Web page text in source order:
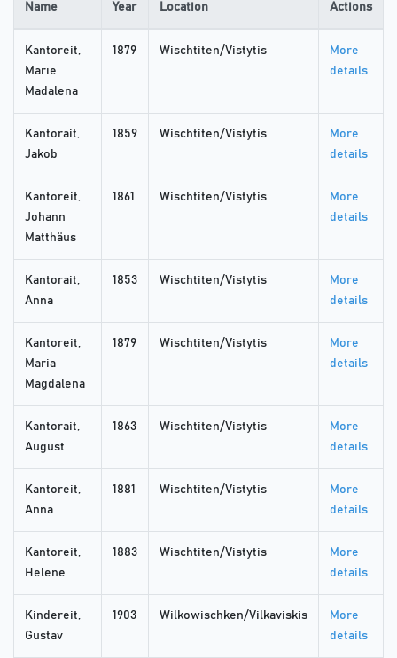
Name Year Location Actions
Kantoreit,
Marie
Madalena
1879 Wischtiten/Vistytis
More
details
Kantorait,
Jakob
1859 Wischtiten/Vistytis
More
details
Kantoreit,
Johann
Matthäus
1861 Wischtiten/Vistytis
More
details
Kantorait,
Anna
1853 Wischtiten/Vistytis
More
details
Kantoreit,
Maria
Magdalena
1879 Wischtiten/Vistytis
More
details
Kantorait,
August
1863 Wischtiten/Vistytis
More
details
Kantoreit,
Anna
1881 Wischtiten/Vistytis
More
details
Kantoreit,
Helene
1883 Wischtiten/Vistytis
More
details
Kindereit,
Gustav
1903 Wilkowischken/Vilkaviskis
More
details